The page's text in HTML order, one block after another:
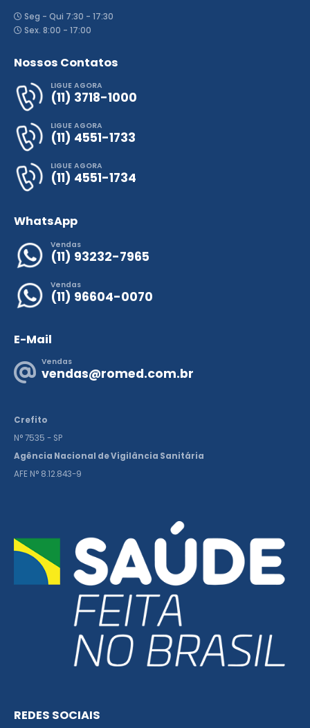
Seg - Qui 7:30 - 17:30
Sex. 8:00 - 17:00
Nossos Contatos
LIGUE AGORA
(11) 3718-1000
LIGUE AGORA
(11) 4551-1733
LIGUE AGORA
(11) 4551-1734
WhatsApp
Vendas
(11) 93232-7965
Vendas
(11) 96604-0070
E-Mail
Vendas
vendas@romed.com.br
Crefito
N° 7535 - SP
Agência Nacional de Vigilância Sanitária
AFE N° 8.12.843-9
REDES SOCIAIS